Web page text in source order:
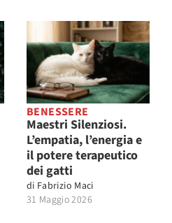
BENESSERE
Maestri Silenziosi.
L’empatia, l’energia e
il potere terapeutico
dei gatti
di Fabrizio Maci
31 Maggio 2026